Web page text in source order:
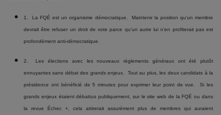
1. La FQÉ est un organisme démocratique. Maintenir la position qu’un membre
devrait être refuser un droit de vote parce qu’un autre lui n’en profiterait pas est
profondément anti-démocratique.
2. Les élections avec les nouveaux règlements généraux ont été plutôt
ennuyantes sans débat des grands enjeux. Tout au plus, les deux candidats à la
présidence ont bénéficié de 5 minutes pour exprimer leur point de vue. Si les
grands enjeux étaient débattus publiquement, sur le site web de la FQÉ ou dans
la revue Échec +, cela attirerait assurément plus de membres qui auraient